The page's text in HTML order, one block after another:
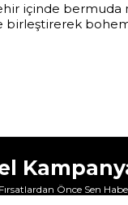
içinde
birleştirerek
Önce Sen